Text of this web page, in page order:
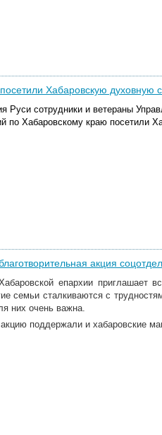
Хабаровскую духовную
Руси сотрудники и ветераны
по Хабаровскому краю посетили
акция
епархии приглашает
семьи сталкиваются с
них очень важна.
поддержали и хабаровские